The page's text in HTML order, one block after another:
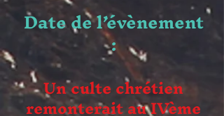
Date de l’évènement
:
Un culte chrétien
remonterait au IVème